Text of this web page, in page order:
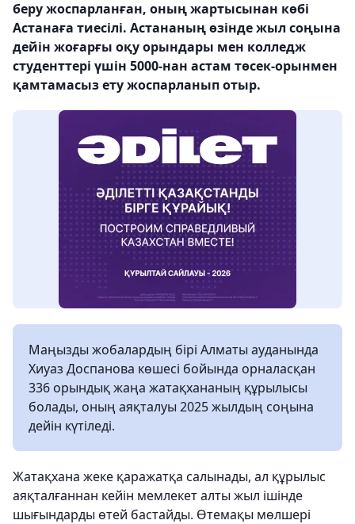
беру жоспарланған, оның жартысынан көбі
Астанаға тиесілі. Астананың өзінде жыл соңына
дейін жоғарғы оқу орындары мен колледж
студенттері үшін 5000-нан астам төсек-орынмен
қамтамасыз ету жоспарланып отыр.
Маңызды жобалардың бірі Алматы ауданында
Хиуаз Доспанова көшесі бойында орналасқан
336 орындық жаңа жатақхананың құрылысы
болады, оның аяқталуы 2025 жылдың соңына
дейін күтіледі.
Жатақхана жеке қаражатқа салынады, ал құрылыс
аяқталғаннан кейін мемлекет алты жыл ішінде
шығындарды өтей бастайды. Өтемақы мөлшері